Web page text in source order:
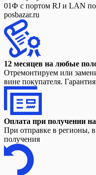
01Ф с портом RJ и LAN
posbazar.ru
12 месяцев на любые
Отремонтируем или
вине покупателя.
Оплата при получении
При отправке в регионы,
получения